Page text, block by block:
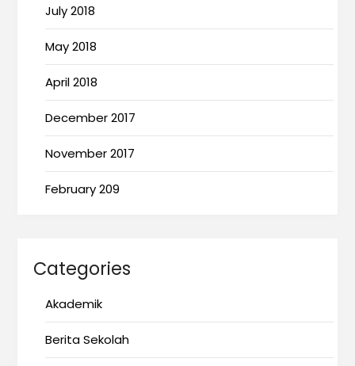
July 2018
May 2018
April 2018
December 2017
November 2017
February 209
Categories
Akademik
Berita Sekolah